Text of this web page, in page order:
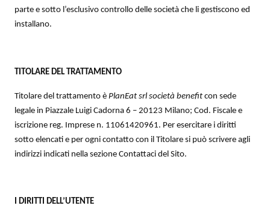
parte e sotto l’esclusivo controllo delle società che li gestiscono ed
installano.
TITOLARE DEL TRATTAMENTO
Titolare del trattamento è PlanEat srl società benefit con sede
legale in Piazzale Luigi Cadorna 6 – 20123 Milano; Cod. Fiscale e
iscrizione reg. Imprese n. 11061420961. Per esercitare i diritti
sotto elencati e per ogni contatto con il Titolare si può scrivere agli
indirizzi indicati nella sezione Contattaci del Sito.
I DIRITTI DELL’UTENTE